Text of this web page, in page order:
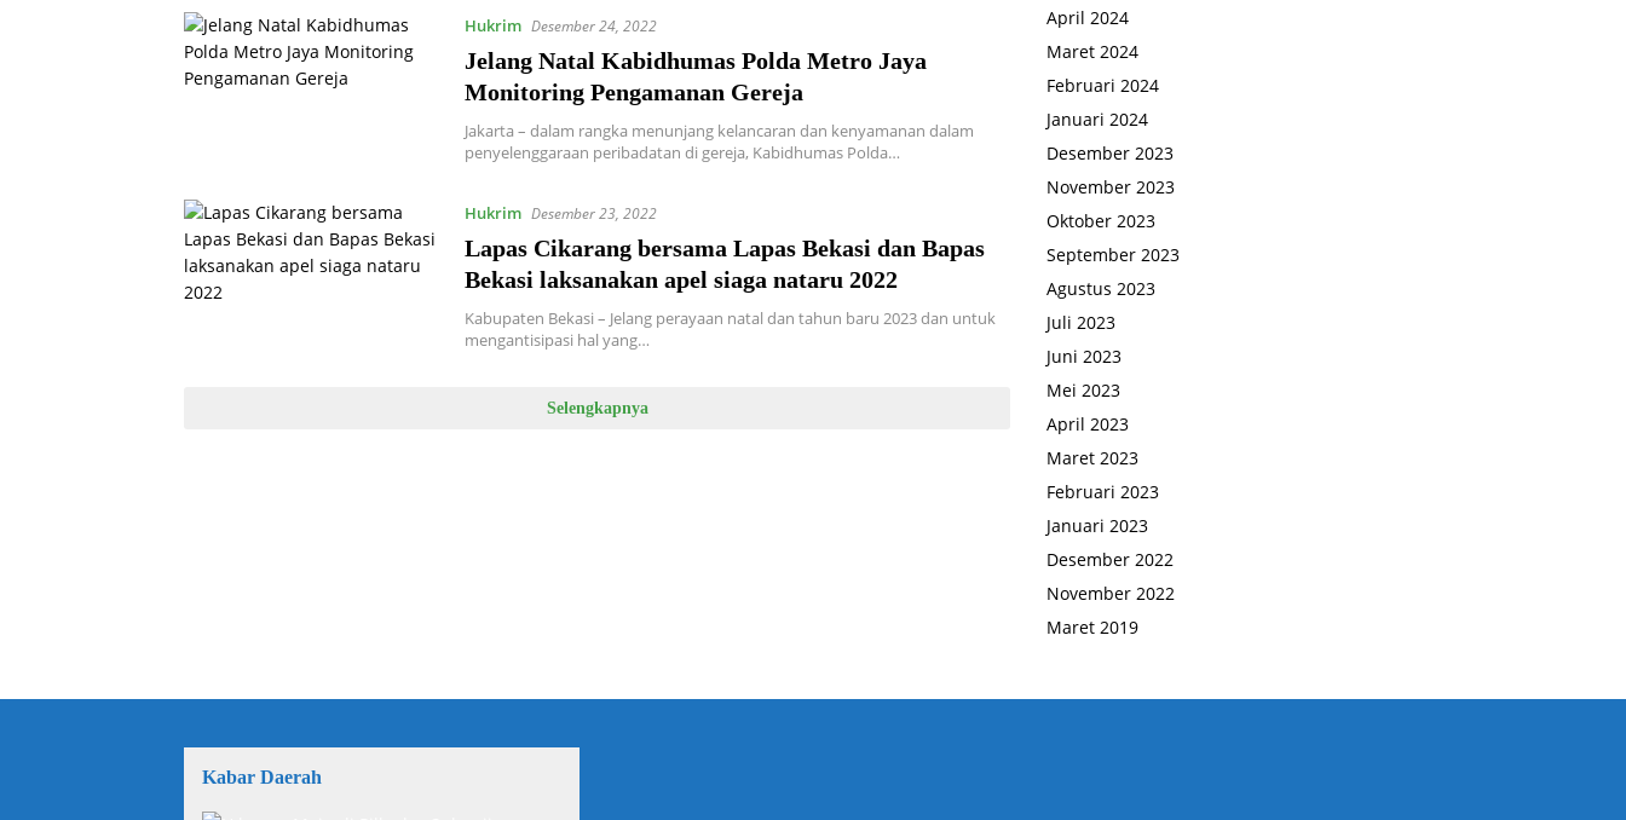
Hukrim Desember 24, 2022
Jelang Natal Kabidhumas Polda Metro Jaya
Monitoring Pengamanan Gereja
Jakarta – dalam rangka menunjang kelancaran dan kenyamanan dalam
penyelenggaraan peribadatan di gereja, Kabidhumas Polda…
Hukrim Desember 23, 2022
Lapas Cikarang bersama Lapas Bekasi dan Bapas
Bekasi laksanakan apel siaga nataru 2022
Kabupaten Bekasi – Jelang perayaan natal dan tahun baru 2023 dan untuk
mengantisipasi hal yang…
Selengkapnya
April 2024
Maret 2024
Februari 2024
Januari 2024
Desember 2023
November 2023
Oktober 2023
September 2023
Agustus 2023
Juli 2023
Juni 2023
Mei 2023
April 2023
Maret 2023
Februari 2023
Januari 2023
Desember 2022
November 2022
Maret 2019
Kabar Daerah